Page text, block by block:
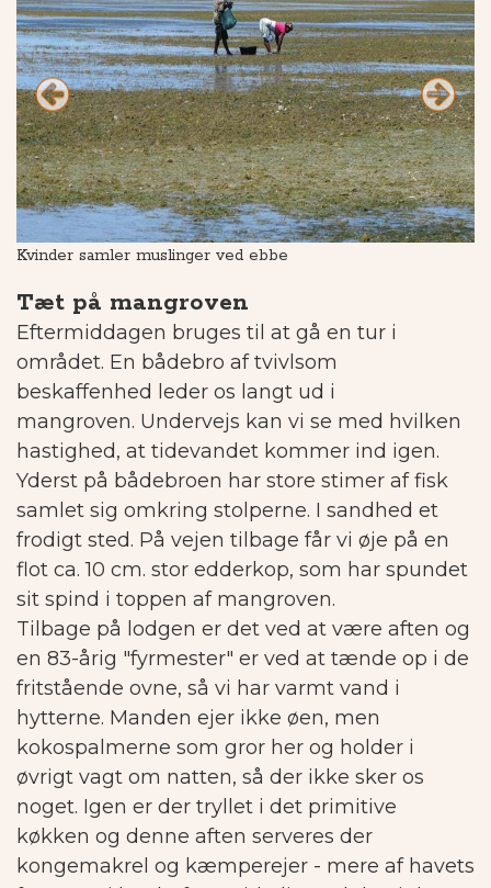
Kvinder samler muslinger ved ebbe
Tæt på mangroven
Eftermiddagen bruges til at gå en tur i
området. En bådebro af tvivlsom
beskaffenhed leder os langt ud i
mangroven. Undervejs kan vi se med hvilken
hastighed, at tidevandet kommer ind igen.
Yderst på bådebroen har store stimer af fisk
samlet sig omkring stolperne. I sandhed et
frodigt sted. På vejen tilbage får vi øje på en
flot ca. 10 cm. stor edderkop, som har spundet
sit spind i toppen af mangroven.
Tilbage på lodgen er det ved at være aften og
en 83-årig "fyrmester" er ved at tænde op i de
fritstående ovne, så vi har varmt vand i
hytterne. Manden ejer ikke øen, men
kokospalmerne som gror her og holder i
øvrigt vagt om natten, så der ikke sker os
noget. Igen er der tryllet i det primitive
køkken og denne aften serveres der
kongemakrel og kæmperejer - mere af havets